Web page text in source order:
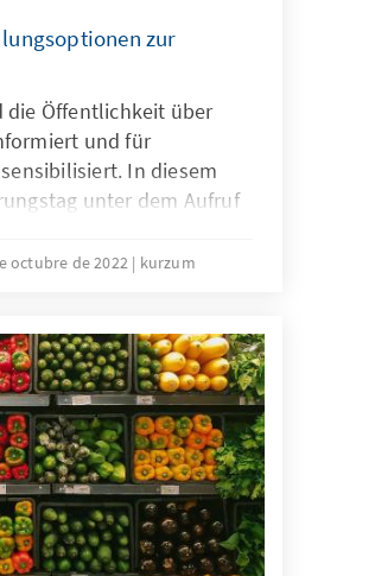
zur
die Öffentlichkeit über
und für
In diesem
unter dem Aufruf
verstanden werden,
betroffen sind. Unser
dieser Gedenktag unter
und zeigt kurz- und
octubre de 2022 kurzum